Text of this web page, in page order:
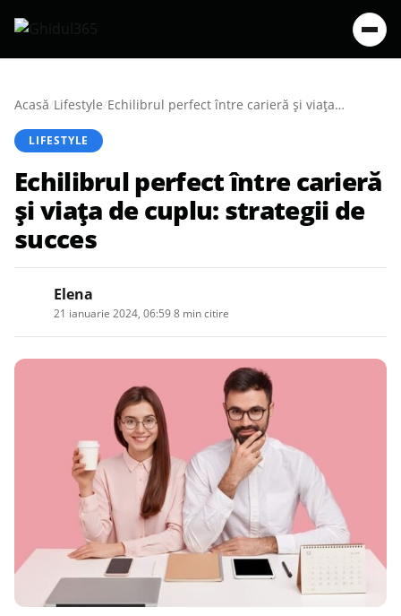
Acasă/Lifestyle/ Echilibrul perfect între carieră și viața de cuplu: strategii de succes
LIFESTYLE
Echilibrul perfect între carieră
și viața de cuplu: strategii de
succes
Elena
21 ianuarie 2024, 06:598 min citire